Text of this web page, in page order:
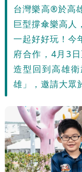
台灣樂高®於高
巨型撐傘樂高人
一起好好玩！今
府合作，4月3
造型回到高雄
雄」，邀請大眾